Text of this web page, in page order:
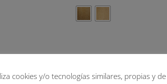
Guaso.
Añadir al
cookies y/o tecnologías similares, propias y de